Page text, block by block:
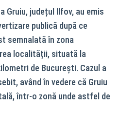
Gruiu, județul Ilfov, au emis
publică după ce
semnalată în zona
localității, situată la
de București. Cazul a
având în vedere că Gruiu
într-o zonă unde astfel de